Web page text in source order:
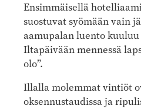
Ensimmäisellä
suostuvat syömään vain
aamupalan luento
Iltapäivään mennessä
olo”.
Illalla molemmat vintiöt
oksennustaudissa ja